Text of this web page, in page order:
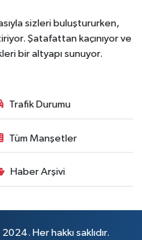
sizleri buluştururken,
Şatafattan kaçınıyor ve
bir altyapı sunuyor.
Trafik Durumu
Tüm Manşetler
Haber Arşivi
Her hakkı saklıdır.